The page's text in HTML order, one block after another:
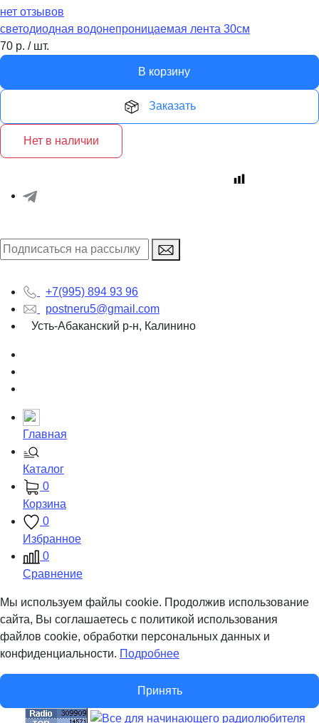
нет отзывов
светодиодная водонепроницаемая лента 30см
70 р. / шт.
В корзину
Заказать
Нет в наличии
+7(995) 894 93 96
postneru5@gmail.com
Усть-Абаканский р-н, Калинино
Главная
Каталог
0
Корзина
0
Избранное
0
Сравнение
Мы используем файлы cookie. Продолжив использование
сайта, Вы соглашаетесь с политикой использования
файлов cookie, обработки персональных данных и
конфиденциальности. Подробнее
Принять